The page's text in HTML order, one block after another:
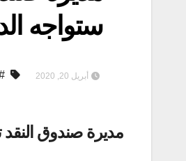
ستواجه
أبريل 20, 2020
مديرة صندوق النقد